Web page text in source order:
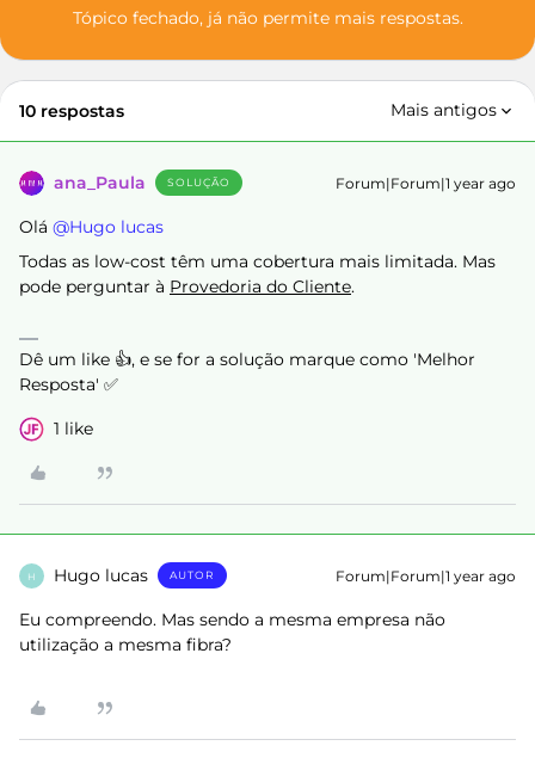
Tópico fechado, já não permite mais respostas.
10 respostas Mais antigos
ana_Paula SOLUÇÃO Forum|Forum|1 year ago
Olá ​ @Hugo lucas
Todas as low-cost têm uma cobertura mais limitada. Mas
pode perguntar à Provedoria do Cliente.
Dê um like 👍, e se for a solução marque como 'Melhor
Resposta' ✅
1 like
H Hugo lucas AUTOR Forum|Forum|1 year ago
Eu compreendo. Mas sendo a mesma empresa não
utilização a mesma fibra?